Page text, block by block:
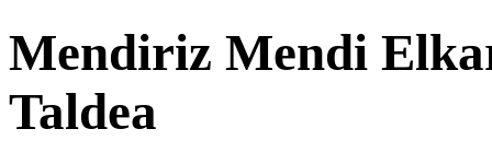
Mendiriz Mendi
Taldea